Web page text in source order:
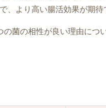
、より高い腸活効果が期待
菌の相性が良い理由につ